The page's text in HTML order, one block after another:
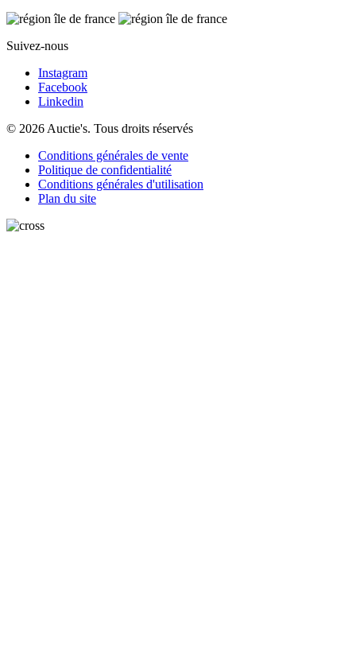
Suivez-nous
Instagram
Facebook
Linkedin
© 2026 Auctie's. Tous droits réservés
Conditions générales de vente
Politique de confidentialité
Conditions générales d'utilisation
Plan du site